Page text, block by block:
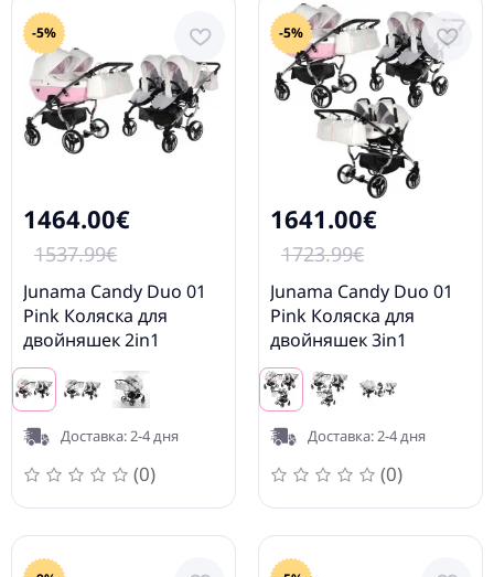
-5%
1464.00€
1537.99€
Junama Candy Duo 01
Pink Коляска для
двойняшек 2in1
Доставка: 2-4 дня
(0)
-5%
1641.00€
1723.99€
Junama Candy Duo 01
Pink Коляска для
двойняшек 3in1
Доставка: 2-4 дня
(0)